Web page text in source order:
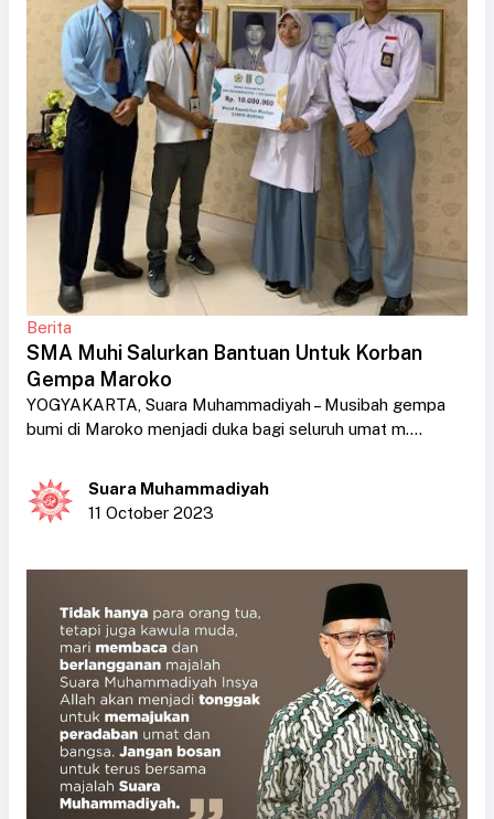
Berita
SMA Muhi Salurkan Bantuan Untuk Korban
Gempa Maroko
YOGYAKARTA, Suara Muhammadiyah – Musibah gempa
bumi di Maroko menjadi duka bagi seluruh umat m....
Suara Muhammadiyah
11 October 2023